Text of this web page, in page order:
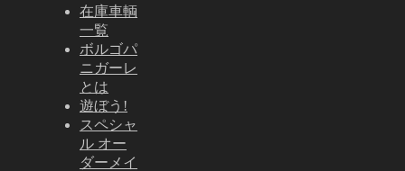
在庫車輌
一覧
ボルゴパ
ニガーレ
とは
遊ぼう!
スペシャ
ル オー
ダーメイ